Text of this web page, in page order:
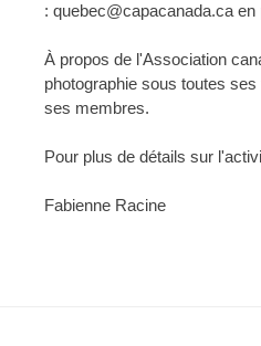
: quebec@capacanada.ca
À propos de l'Association
photographie sous toutes
ses membres.
Pour plus de détails sur
Fabienne Racine